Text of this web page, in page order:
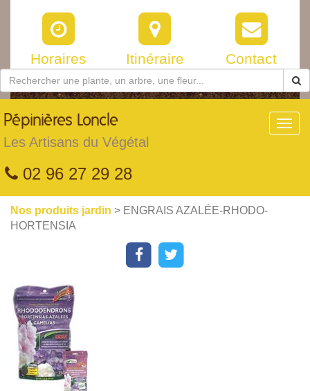
Horaires Itinéraire Contact
Pépinières Loncle
Les Artisans du Végétal
02 96 27 29 28
Nos produits jardin > ENGRAIS AZALÉE-RHODO-
HORTENSIA